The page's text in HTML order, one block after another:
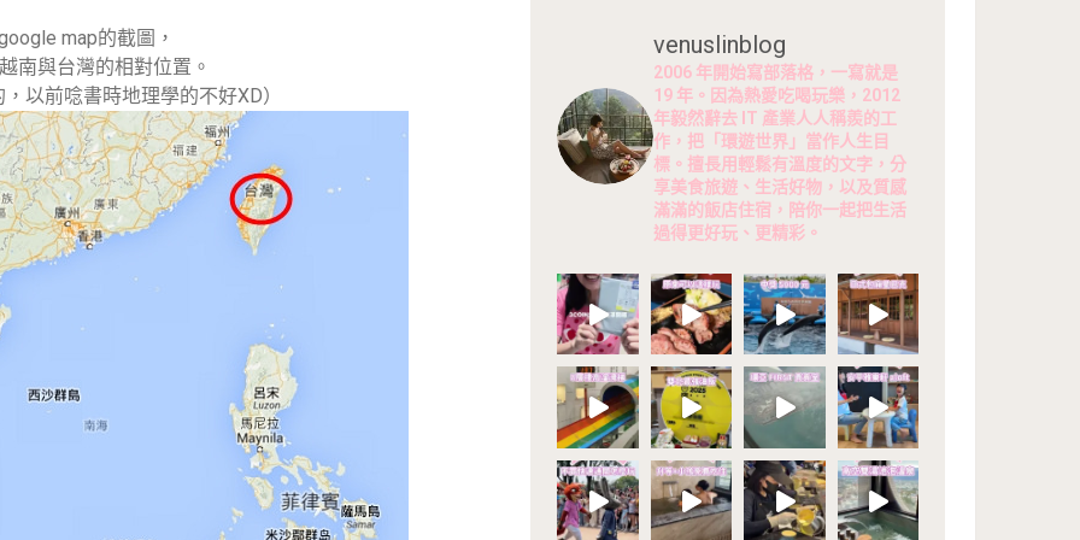
map的截圖，
南與台灣的相對位置。
以前唸書時地理學的不好XD）
venuslinblog
2006 年開始寫部落格，一寫就是
19 年。因為熱愛吃喝玩樂，2012
年毅然辭去 IT 產業人人稱羨的工
作，把「環遊世界」當作人生目
標。擅長用輕鬆有溫度的文字，分
享美食旅遊、生活好物，以及質感
滿滿的飯店住宿，陪你一起把生活
過得更好玩、更精彩。